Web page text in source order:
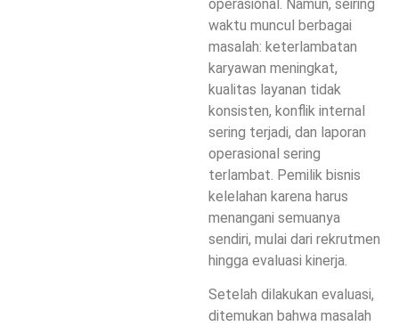
operasional. Namun, seiring
waktu muncul berbagai
masalah: keterlambatan
karyawan meningkat,
kualitas layanan tidak
konsisten, konflik internal
sering terjadi, dan laporan
operasional sering
terlambat. Pemilik bisnis
kelelahan karena harus
menangani semuanya
sendiri, mulai dari rekrutmen
hingga evaluasi kinerja.
Setelah dilakukan evaluasi,
ditemukan bahwa masalah